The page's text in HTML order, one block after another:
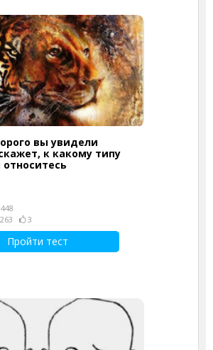
вы увидели
к какому типу
3
Пройти тест